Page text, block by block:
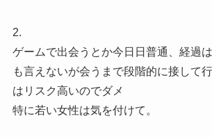
2.
ゲームで出会うとか今日日普通、経過
も言えないが会うまで段階的に接して
はリスク高いのでダメ
特に若い女性は気を付けて。